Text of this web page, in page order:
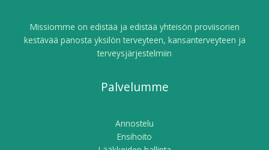
Missiomme on edistää ja edistää yhteisön proviisorien
kestävää panosta yksilön terveyteen, kansanterveyteen ja
terveysjärjestelmiin
Palvelumme
Annostelu
Ensihoito